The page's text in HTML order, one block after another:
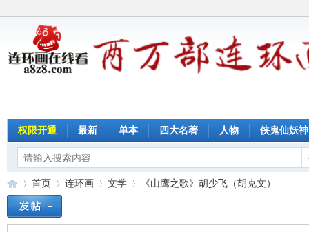
权限开通 最新 单本 四大名著 人物 侠鬼仙妖神
首页 连环画 文学 《山鹰之歌》胡少飞（胡克文）